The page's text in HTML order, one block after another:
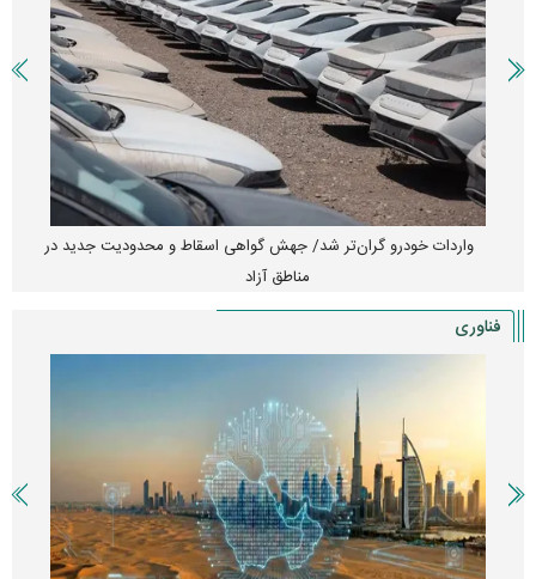
واردات خودرو گران‌تر شد/ جهش گواهی اسقاط و محدودیت جدید در
مناطق آزاد
فناوری